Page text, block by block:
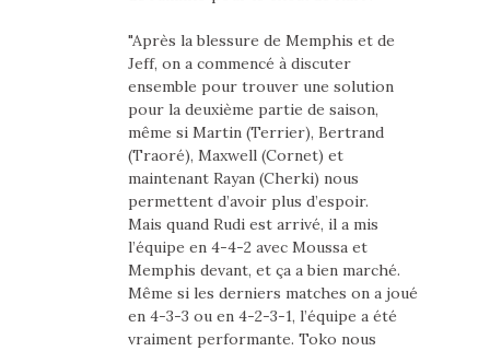
"Après la blessure de Memphis et de
Jeff, on a commencé à discuter
ensemble pour trouver une solution
pour la deuxième partie de saison,
même si Martin (Terrier), Bertrand
(Traoré), Maxwell (Cornet) et
maintenant Rayan (Cherki) nous
permettent d’avoir plus d’espoir.
Mais quand Rudi est arrivé, il a mis
l’équipe en 4-4-2 avec Moussa et
Memphis devant, et ça a bien marché.
Même si les derniers matches on a joué
en 4-3-3 ou en 4-2-3-1, l’équipe a été
vraiment performante. Toko nous